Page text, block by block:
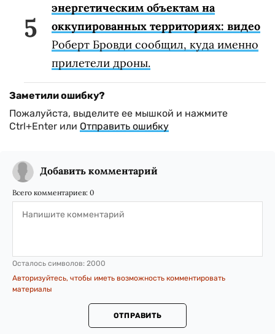
энергетическим объектам на
оккупированных территориях: видео
Роберт Бровди сообщил, куда именно
прилетели дроны.
Заметили ошибку?
Пожалуйста, выделите ее мышкой и нажмите
Ctrl+Enter или Отправить ошибку
Добавить комментарий
Всего комментариев: 0
Осталось символов: 2000
Авторизуйтесь, чтобы иметь возможность комментировать
материалы
ОТПРАВИТЬ